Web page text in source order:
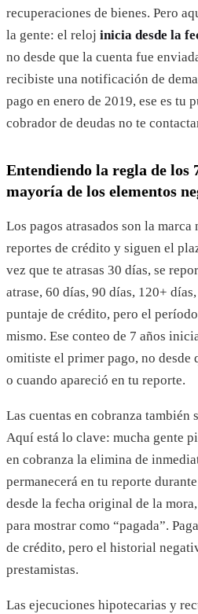
recuperaciones de bienes. Pero
la gente: el reloj inicia desde la
no desde que la cuenta fue
recibiste una notificación de
pago en enero de 2019, ese es tu
cobrador de deudas no te
Entendiendo la regla de los
mayoría de los elementos
Los pagos atrasados son la
reportes de crédito y siguen el
vez que te atrasas 30 días, se
atrase, 60 días, 90 días, 120+
puntaje de crédito, pero el
mismo. Ese conteo de 7 años
omitiste el primer pago, no desde
o cuando apareció en tu reporte.
Las cuentas en cobranza también
Aquí está lo clave: mucha gente
en cobranza la elimina de
permanecerá en tu reporte
desde la fecha original de la
para mostrar como “pagada”.
de crédito, pero el historial
prestamistas.
Las ejecuciones hipotecarias y